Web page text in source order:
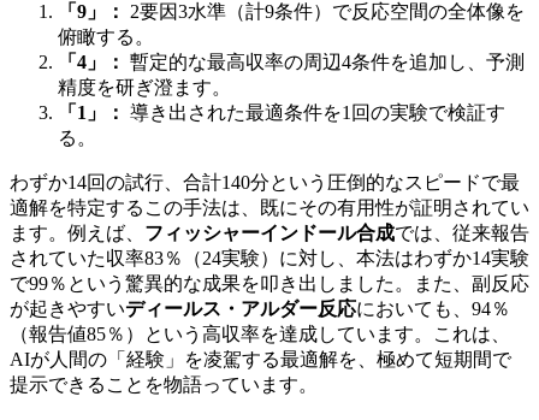
「9」：
2要因3水準（計9条件）で反応空間の全体像を
俯瞰する。
「4」： 暫定的な最高収率の周辺4条件を追加し、予測
精度を研ぎ澄ます。
「1」： 導き出された最適条件を1回の実験で検証す
る。
わずか14回の試行、合計140分という圧倒的なスピードで最
適解を特定するこの手法は、既にその有用性が証明されてい
ます。例えば、 フィッシャーインドール合成では、従来報告
されていた収率83％（24実験）に対し、本法はわずか14実験
で99％という驚異的な成果を叩き出しました。また、副反応
が起きやすいディールス・アルダー反応においても、94％
（報告値85％）という高収率を達成しています。これは、
AIが人間の「経験」を凌駕する最適解を、極めて短期間で
提示できることを物語っています。